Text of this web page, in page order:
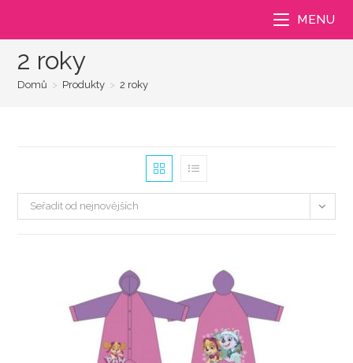
MENU
2 roky
Domů > Produkty > 2 roky
Seřadit od nejnovějších